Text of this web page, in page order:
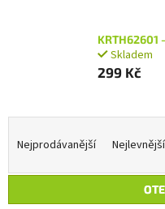
Skladem
299 Kč
e
Nejprodávanější Nejlevnější